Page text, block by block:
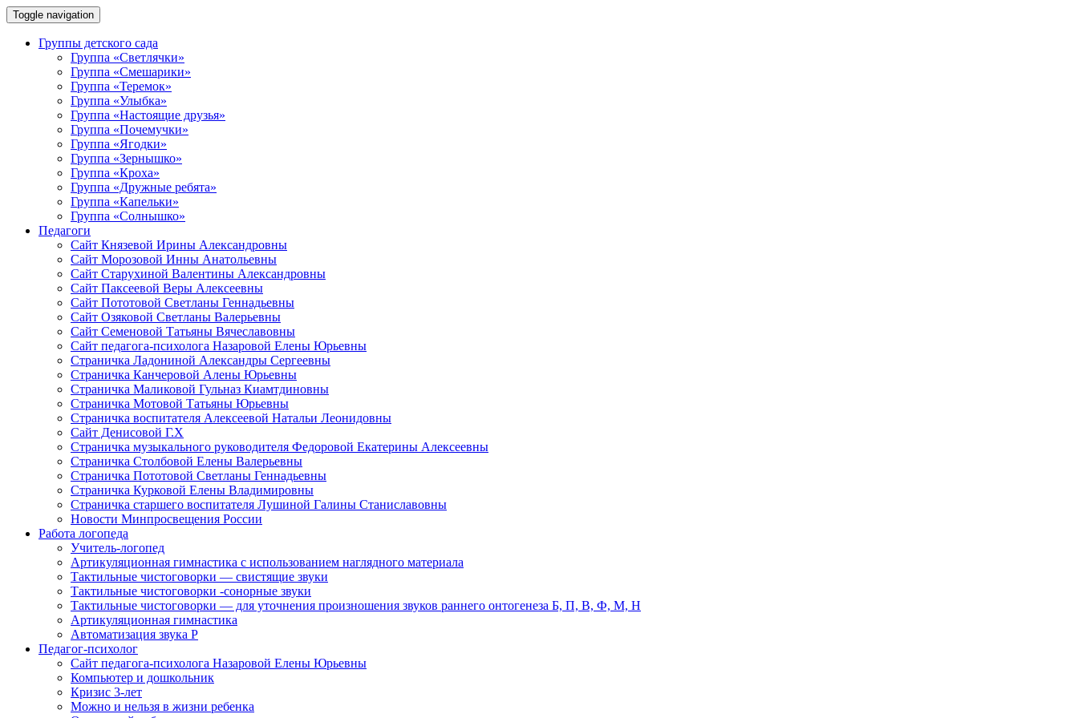
Toggle navigation
Группы детского сада
Группа «Светлячки»
Группа «Смешарики»
Группа «Теремок»
Группа «Улыбка»
Группа «Настоящие друзья»
Группа «Почемучки»
Группа «Ягодки»
Группа «Зернышко»
Группа «Кроха»
Группа «Дружные ребята»
Группа «Капельки»
Группа «Солнышко»
Педагоги
Сайт Князевой Ирины Александровны
Сайт Морозовой Инны Анатольевны
Сайт Старухиной Валентины Александровны
Сайт Паксеевой Веры Алексеевны
Сайт Пототовой Светланы Геннадьевны
Сайт Озяковой Светланы Валерьевны
Сайт Семеновой Татьяны Вячеславовны
Сайт педагога-психолога Назаровой Елены Юрьевны
Страничка Ладониной Александры Сергеевны
Страничка Канчеровой Алены Юрьевны
Страничка Маликовой Гульназ Киамтдиновны
Страничка Мотовой Татьяны Юрьевны
Cтраничка воспитателя Алексеевой Натальи Леонидовны
Сайт Денисовой Г.Х
Страничка музыкального руководителя Федоровой Екатерины Алексеевны
Страничка Столбовой Елены Валерьевны
Страничка Пототовой Светланы Геннадьевны
Страничка Курковой Елены Владимировны
Страничка старшего воспитателя Лушиной Галины Станиславовны
Новости Минпросвещения России
Работа логопеда
Учитель-логопед
Артикуляционная гимнастика с использованием наглядного материала
Тактильные чистоговорки — свистящие звуки
Тактильные чистоговорки -сонорные звуки
Тактильные чистоговорки — для уточнения произношения звуков раннего онтогенеза Б, П, В, Ф, М, Н
Артикуляционная гимнастика
Автоматизация звука Р
Педагог-психолог
Сайт педагога-психолога Назаровой Елены Юрьевны
Компьютер и дошкольник
Кризис 3-лет
Можно и нельзя в жизни ребенка